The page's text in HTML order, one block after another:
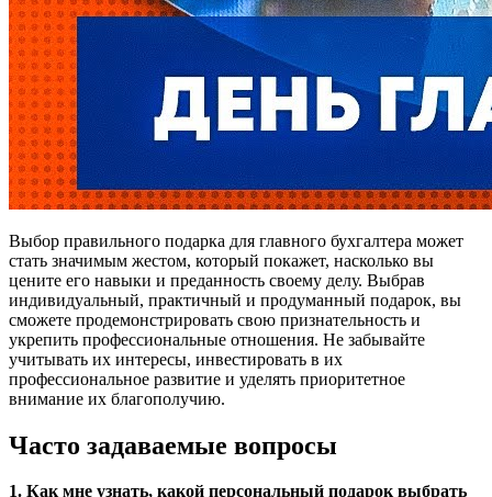
Выбор правильного подарка для главного бухгалтера может
стать значимым жестом, который покажет, насколько вы
цените его навыки и преданность своему делу. Выбрав
индивидуальный, практичный и продуманный подарок, вы
сможете продемонстрировать свою признательность и
укрепить профессиональные отношения. Не забывайте
учитывать их интересы, инвестировать в их
профессиональное развитие и уделять приоритетное
внимание их благополучию.
Часто задаваемые вопросы
1. Как мне узнать, какой персональный подарок выбрать